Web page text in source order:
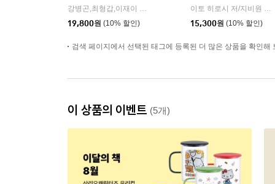
기
강병곤,최형갑,이재이 저
19,800원 (10% 할인)
이토 히로시 저/지비원 역
15,300원 (10% 할인)
검색 페이지에서 선택된 태그에 등록된 더 많은 상품을 확인해
이 상품의 이벤트 (5개)